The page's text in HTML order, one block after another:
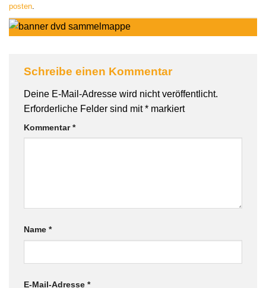
posten.
Schreibe einen Kommentar
Deine E-Mail-Adresse wird nicht veröffentlicht.
Erforderliche Felder sind mit* markiert
Kommentar*
Name *
E-Mail-Adresse *